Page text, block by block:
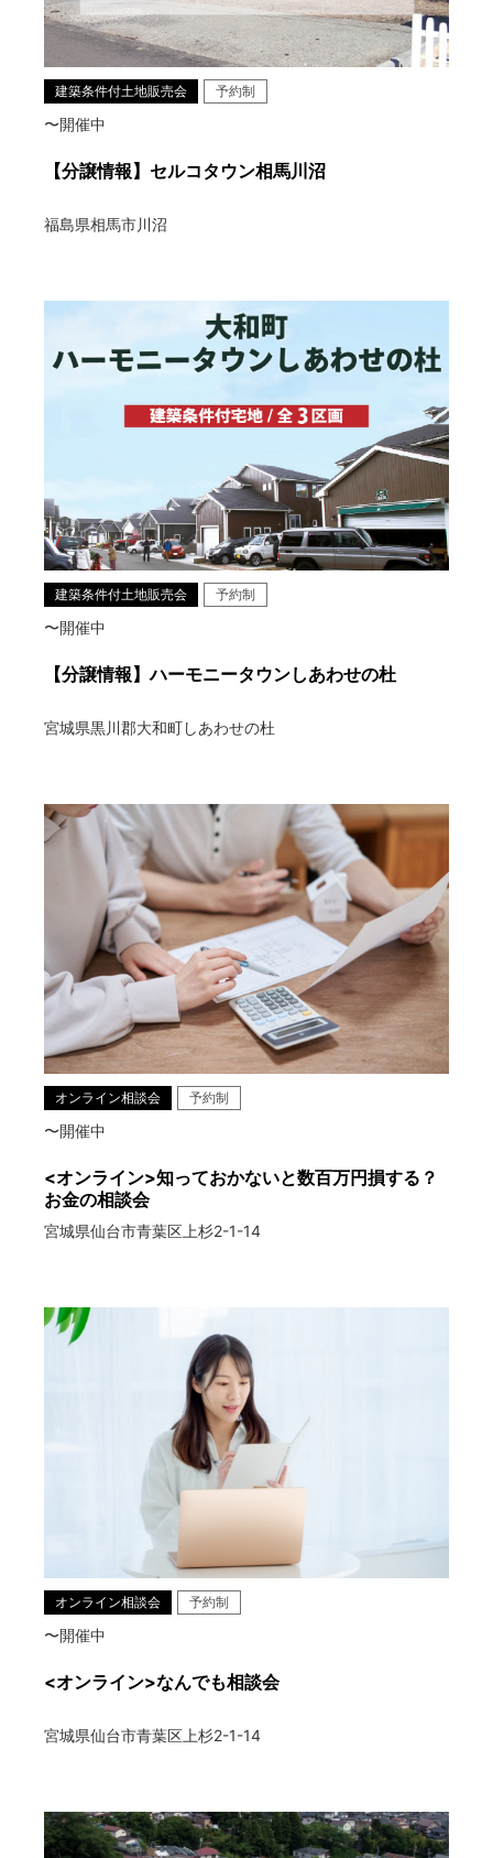
建築条件付土地販売会 予約制
〜開催中
【分譲情報】セルコタウン相馬川沼
福島県相馬市川沼
建築条件付土地販売会 予約制
〜開催中
【分譲情報】ハーモニータウンしあわせの杜
宮城県黒川郡大和町しあわせの杜
オンライン相談会 予約制
〜開催中
<オンライン>知っておかないと数百万円損する？
お金の相談会
宮城県仙台市青葉区上杉2-1-14
オンライン相談会 予約制
〜開催中
<オンライン>なんでも相談会
宮城県仙台市青葉区上杉2-1-14